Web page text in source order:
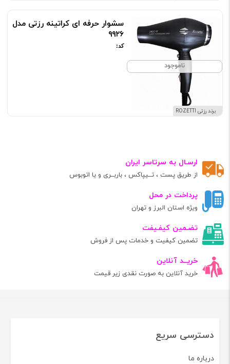
ناموجود
برند رزتی ROZETTI
سشوار حرفه ای کراتینه رزتی مدل
۹۹۲۶
کد:
ارسـال به سرتاسر ایران
از طریق پست ، تــیپاکس ، باربــری و یا اتوبوس
پرداخت در محل
ویژه استان البرز و تهران
تضـمین کیفـیفت
تضمین کیفیت و خدمات پس از فروش
خریــد آنلاین
خرید آنلاین به صورت نقدی زیر قیمت
دسترسی سریع
درباره ما